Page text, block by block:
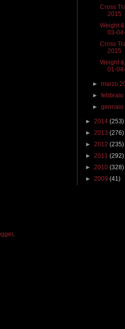
Cross
2015
Weight
03-
Cross
2015
Weight
01-
►marzo
►
►
► 2014 (253)
► 2013 (276)
► 2012 (235)
► 2011 (292)
► 2010 (328)
► 2009 (41)
.